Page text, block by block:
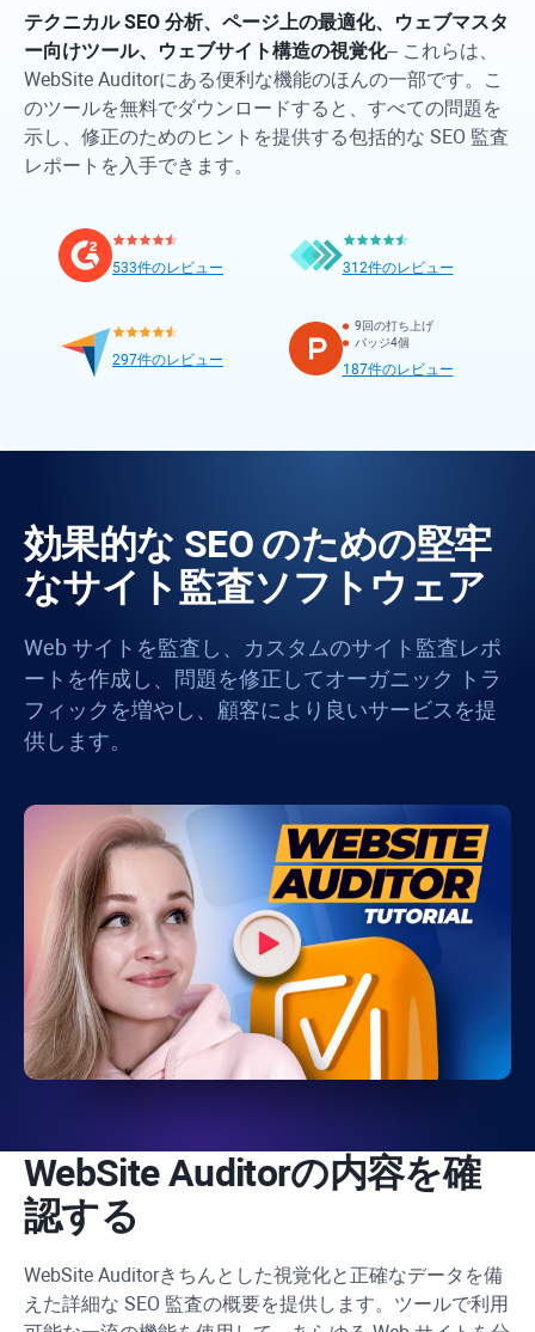
テクニカル SEO 分析、ページ上の最適化、ウェブマスタ
ー向けツール、ウェブサイト構造の視覚化– これらは、
WebSite Auditorにある便利な機能のほんの一部です。こ
のツールを無料でダウンロードすると、すべての問題を
示し、修正のためのヒントを提供する包括的な SEO 監査
レポートを入手できます。
533件のレビュー 312件のレビュー
297件のレビュー
9回の打ち上げ
バッジ4個
187件のレビュー
効果的な SEO のための堅牢
なサイト監査ソフトウェア
Web サイトを監査し、カスタムのサイト監査レポ
ートを作成し、問題を修正してオーガニック トラ
フィックを増やし、顧客により良いサービスを提
供します。
WebSite Auditorの内容を確
認する
WebSite Auditorきちんとした視覚化と正確なデータを備
えた詳細な SEO 監査の概要を提供します。ツールで利用